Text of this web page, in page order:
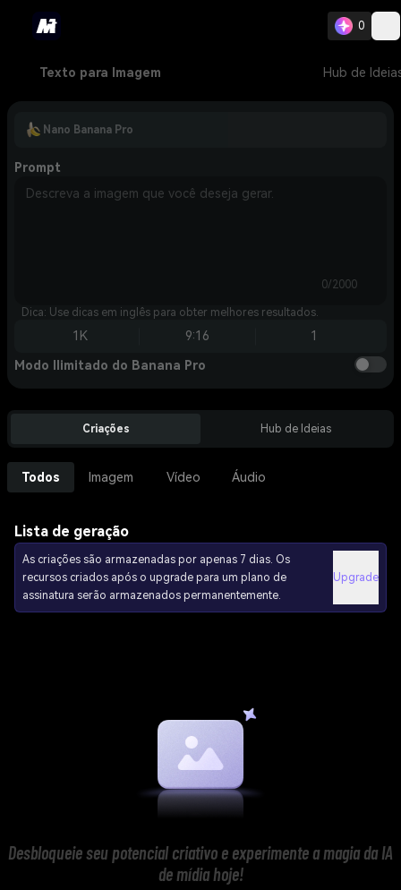
0
Texto para Imagem Hub de
Nano Banana Pro
Prompt
0/2000
Dica: Use dicas em inglês para obter melhores resultados.
1K 9:16 1
Modo Ilimitado do Banana Pro
Criações Hub de Ideias
Todos Imagem Vídeo Áudio
Lista de geração
As criações são armazenadas por apenas 7 dias. Os
recursos criados após o upgrade para um plano de
assinatura serão armazenados permanentemente.
Upgrade
Desbloqueie seu potencial criativo e experimente a magia da IA
de mídia hoje!